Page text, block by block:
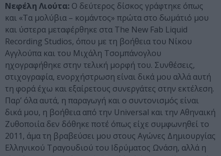
Νεφέλη Λιούτα: Ο δεύτερος δίσκος γράφτηκε όπως
και «Τα μολύβια – κομάντος» πρώτα στο δωμάτιό μου
και ύστερα μεταφέρθηκε στα The New Fab Liquid
Recording Studios, όπου με τη βοήθεια του Νίκου
Αγγλούπα και του Μιχάλη Τσομπάνογλου
ηχογραφήθηκε στην τελική μορφή του. Συνθέσεις,
στιχογραφία, ενορχήστρωση είναι δικά μου αλλά αυτή
τη φορά έχω και εξαίρετους συνεργάτες στην εκτέλεση.
Παρ’ όλα αυτά, η παραγωγή και ο συντονισμός είναι
δικά μου, η βοήθεια από την Universal και την Αθηναική
Ζυθοποιία δεν δόθηκε ποτέ όπως είχε συμφωνηθεί το
2011, άμα τη βραβεύσει μου στους Αγώνες Δημιουργίας
Ελληνικού Τραγουδιού του Ιδρύματος Ωνάση, αλλά η